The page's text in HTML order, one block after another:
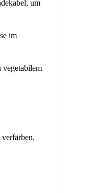
um
im
vegetabilem